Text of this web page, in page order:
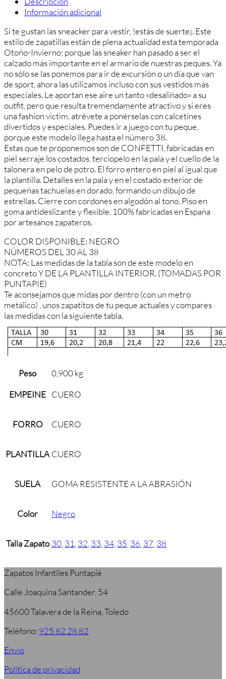
Información adicional
Si te gustan las sneacker para vestir, !estás de suerte¡. Este
estilo de zapatillas están de plena actualidad esta temporada
Otoño-Invierno; porque las sneaker han pasado a ser el
calzado más importante en el armario de nuestras peques. Ya
no sólo se las ponemos para ir de excursión o un día que van
de sport, ahora las utilizamos incluso con sus vestidos más
especiales. Le aportan ese aire un tanto «desaliñado» a su
outfit, pero que resulta tremendamente atractivo y si eres
una fashion victim, atrévete a ponérselas con calcetines
divertidos y especiales. Puedes ir a juego con tu peque,
porque este modelo llega hasta el número 38.
Estas que te proponemos son de CONFETTI, fabricadas en
piel serraje los costados, terciopelo en la pala y el cuello de la
talonera en pelo de potro. El forro entero en piel al igual que
la plantilla. Detalles en la pala y en el costado exterior de
pequeñas tachuelas en dorado, formando un dibujo de
estrellas. Cierre con cordones en algodón al tono. Piso en
goma antideslizante y flexible. 100% fabricadas en España
por artesanos zapateros.
COLOR DISPONIBLE: NEGRO
NÚMEROS DEL 30 AL 38
NOTA: Las medidas de la tabla son de este modelo en
concreto Y DE LA PLANTILLA INTERIOR. (TOMADAS POR
PUNTAPIE)
Te aconsejamos que midas por dentro (con un metro
metálico) , unos zapatitos de tu peque actuales y compares
las medidas con la siguiente tabla.
Peso
0,900 kg
EMPEINE CUERO
FORRO CUERO
PLANTILLA CUERO
SUELA GOMA RESISTENTE A LA ABRASIÓN
Color Negro
Talla Zapato 30,31,32,33,34,35,36,37,38
Zapatos Infantiles Puntapié
Calle Joaquina Santander, 54
45600 Talavera de la Reina, Toledo
Teléfono: 925 82 28 82
Envío
Política de privacidad